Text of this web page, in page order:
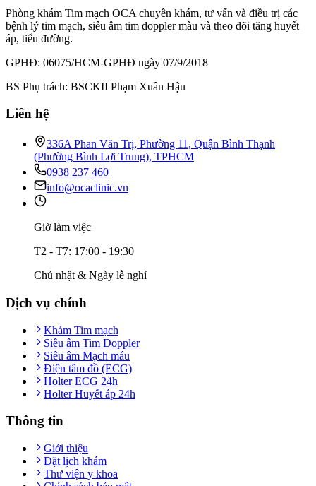
Phòng khám Tim mạch OCA chuyên khám, tư vấn và điều trị các
bệnh lý tim mạch, siêu âm tim doppler màu và theo dõi tăng huyết
áp, tiểu đường.
GPHĐ: 06075/HCM-GPHĐ ngày 07/9/2018
BS Phụ trách: BSCKII Phạm Xuân Hậu
Liên hệ
336A Phan Văn Trị, Phường 11, Quận Bình Thạnh
(Phường Bình Lợi Trung), TPHCM
0938 237 460
info@ocaclinic.vn
Giờ làm việc
T2 - T7: 17:00 - 19:30
Chủ nhật & Ngày lễ nghỉ
Dịch vụ chính
Khám Tim mạch
Siêu âm Tim Doppler
Siêu âm Mạch máu
Điện tâm đồ (ECG)
Holter ECG 24h
Holter Huyết áp 24h
Thông tin
Giới thiệu
Đặt lịch khám
Thư viện y khoa